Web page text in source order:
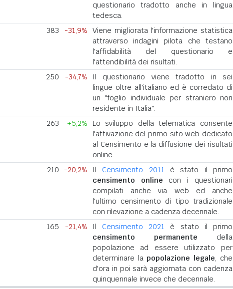
questionario tradotto anche in lingua
tedesca.
383 -31,9%
Viene migliorata l'informazione statistica
attraverso indagini pilota che testano
l'affidabilità del questionario e
l'attendibilità dei risultati.
250 -34,7%
Il questionario viene tradotto in sei
lingue oltre all'italiano ed è corredato di
un "foglio individuale per straniero non
residente in Italia".
263 +5,2%
Lo sviluppo della telematica consente
l'attivazione del primo sito web dedicato
al Censimento e la diffusione dei risultati
online.
210 -20,2% Il Censimento 2011 è stato il primo
censimento online con i questionari
compilati anche via web ed anche
l'ultimo censimento di tipo tradizionale
con rilevazione a cadenza decennale.
165 -21,4% Il Censimento 2021 è stato il primo
censimento permanente della
popolazione ad essere utilizzato per
determinare lapopolazione legale, che
d'ora in poi sarà aggiornata con cadenza
quinquennale invece che decennale.